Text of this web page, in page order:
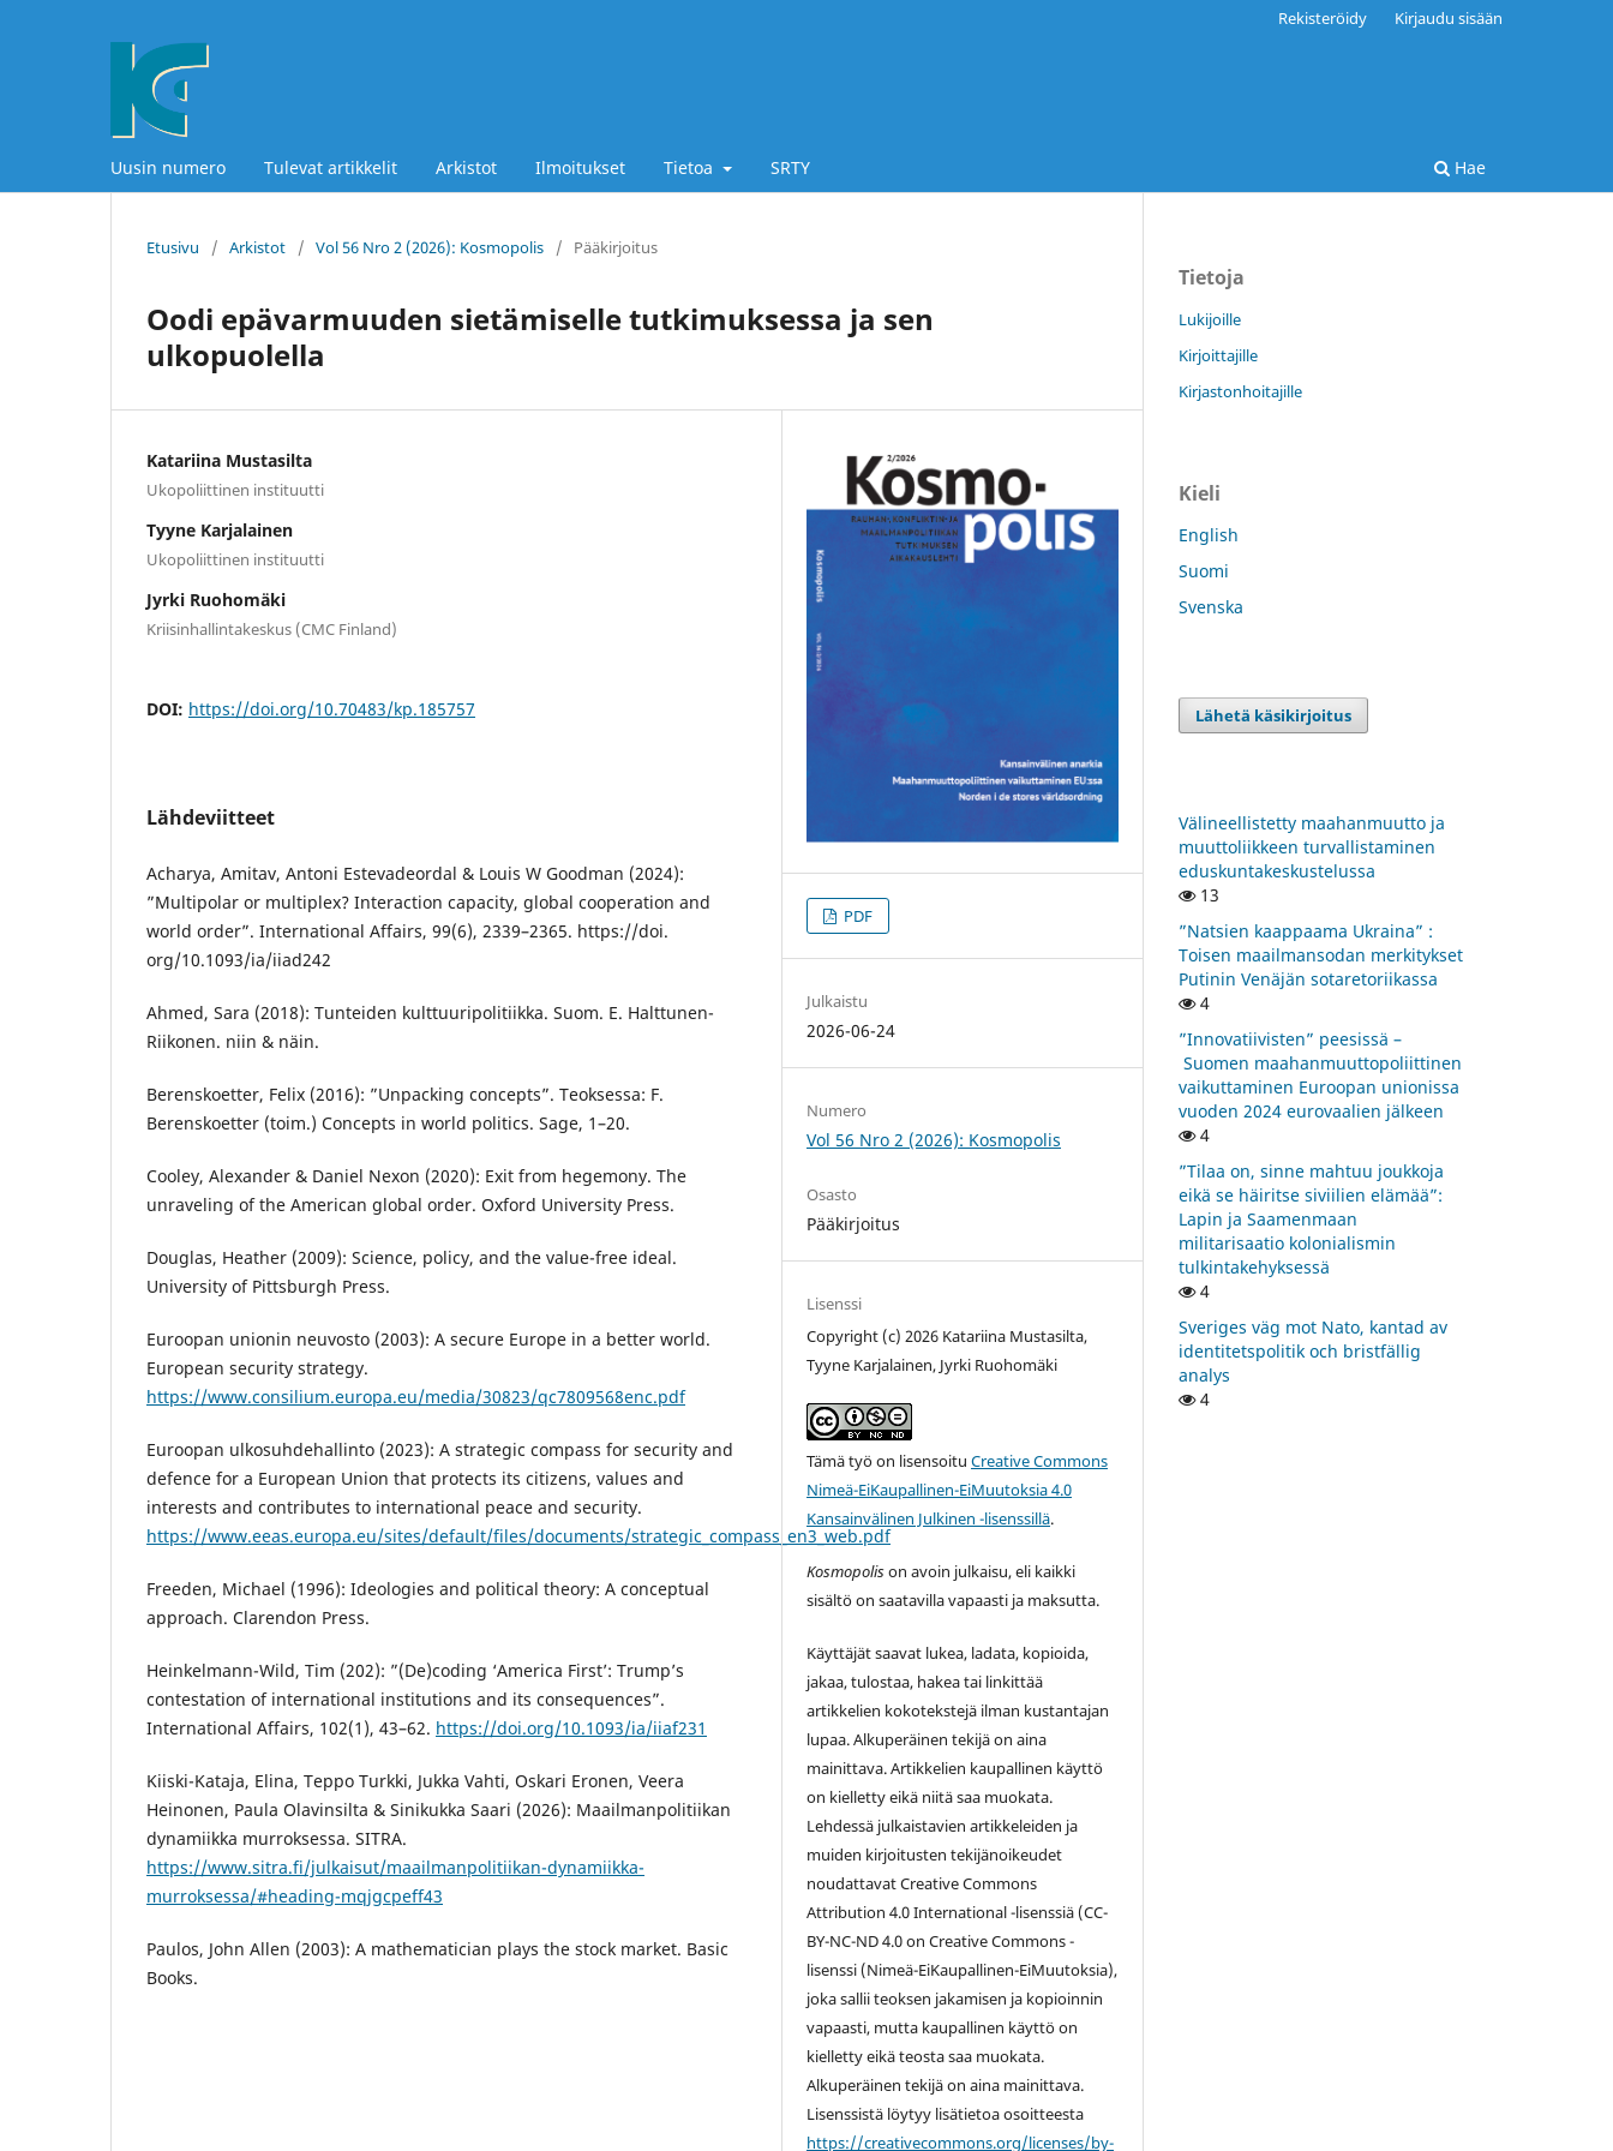
Uusin numero Tulevat artikkelit Arkistot Ilmoitukset Tietoa SRTY Hae
Rekisteröidy Kirjaudu sisään
Etusivu / Arkistot / Vol 56 Nro 2 (2026): Kosmopolis / Pääkirjoitus
Oodi epävarmuuden sietämiselle tutkimuksessa ja sen
ulkopuolella
Katariina Mustasilta
Ukopoliittinen instituutti
Tyyne Karjalainen
Ukopoliittinen instituutti
Jyrki Ruohomäki
Kriisinhallintakeskus (CMC Finland)
DOI: https://doi.org/10.70483/kp.185757
Lähdeviitteet
Acharya, Amitav, Antoni Estevadeordal & Louis W Goodman (2024):
”Multipolar or multiplex? Interaction capacity, global cooperation and
world order”. International Affairs, 99(6), 2339–2365. https://doi.
org/10.1093/ia/iiad242
Ahmed, Sara (2018): Tunteiden kulttuuripolitiikka. Suom. E. Halttunen-
Riikonen. niin & näin.
Berenskoetter, Felix (2016): ”Unpacking concepts”. Teoksessa: F.
Berenskoetter (toim.) Concepts in world politics. Sage, 1–20.
Cooley, Alexander & Daniel Nexon (2020): Exit from hegemony. The
unraveling of the American global order. Oxford University Press.
Douglas, Heather (2009): Science, policy, and the value-free ideal.
University of Pittsburgh Press.
Euroopan unionin neuvosto (2003): A secure Europe in a better world.
European security strategy.
https://www.consilium.europa.eu/media/30823/qc7809568enc.pdf
Euroopan ulkosuhdehallinto (2023): A strategic compass for security and
defence for a European Union that protects its citizens, values and
interests and contributes to international peace and security.
https://www.eeas.europa.eu/sites/default/files/documents/strategic_compass_en3_web.pdf
Freeden, Michael (1996): Ideologies and political theory: A conceptual
approach. Clarendon Press.
Heinkelmann-Wild, Tim (202): ”(De)coding ‘America First’: Trump’s
contestation of international institutions and its consequences”.
International Affairs, 102(1), 43–62. https://doi.org/10.1093/ia/iiaf231
Kiiski-Kataja, Elina, Teppo Turkki, Jukka Vahti, Oskari Eronen, Veera
Heinonen, Paula Olavinsilta & Sinikukka Saari (2026): Maailmanpolitiikan
dynamiikka murroksessa. SITRA.
https://www.sitra.fi/julkaisut/maailmanpolitiikan-dynamiikka-
murroksessa/#heading-mqjgcpeff43
Paulos, John Allen (2003): A mathematician plays the stock market. Basic
Books.
PDF
Julkaistu
2026-06-24
Numero
Vol 56 Nro 2 (2026): Kosmopolis
Osasto
Pääkirjoitus
Lisenssi
Copyright (c) 2026 Katariina Mustasilta,
Tyyne Karjalainen, Jyrki Ruohomäki
Tämä työ on lisensoituCreative Commons
Nimeä-EiKaupallinen-EiMuutoksia 4.0
Kansainvälinen Julkinen -lisenssillä.
Kosmopolison avoin julkaisu, eli kaikki
sisältö on saatavilla vapaasti ja maksutta.
Käyttäjät saavat lukea, ladata, kopioida,
jakaa, tulostaa, hakea tai linkittää
artikkelien kokotekstejä ilman kustantajan
lupaa. Alkuperäinen tekijä on aina
mainittava. Artikkelien kaupallinen käyttö
on kielletty eikä niitä saa muokata.
Lehdessä julkaistavien artikkeleiden ja
muiden kirjoitusten tekijänoikeudet
noudattavat Creative Commons
Attribution 4.0 International -lisenssiä (CC-
BY-NC-ND 4.0 onCreative Commons -
lisenssi (Nimeä-EiKaupallinen-EiMuutoksia),
joka sallii teoksen jakamisen ja kopioinnin
vapaasti, mutta kaupallinen käyttö on
kielletty eikä teosta saa muokata.
Alkuperäinen tekijä on aina mainittava.
Lisenssistä löytyy lisätietoa osoitteesta
https://creativecommons.org/licenses/by-
Tietoja
Lukijoille
Kirjoittajille
Kirjastonhoitajille
Kieli
English
Suomi
Svenska
Lähetä käsikirjoitus
Välineellistetty maahanmuutto ja
muuttoliikkeen turvallistaminen
eduskuntakeskustelussa
13
”Natsien kaappaama Ukraina” :
Toisen maailmansodan merkitykset
Putinin Venäjän sotaretoriikassa
4
”Innovatiivisten” peesissä –
Suomen maahanmuuttopoliittinen
vaikuttaminen Euroopan unionissa
vuoden 2024 eurovaalien jälkeen
4
”Tilaa on, sinne mahtuu joukkoja
eikä se häiritse siviilien elämää”:
Lapin ja Saamenmaan
militarisaatio kolonialismin
tulkintakehyksessä
4
Sveriges väg mot Nato, kantad av
identitetspolitik och bristfällig
analys
4